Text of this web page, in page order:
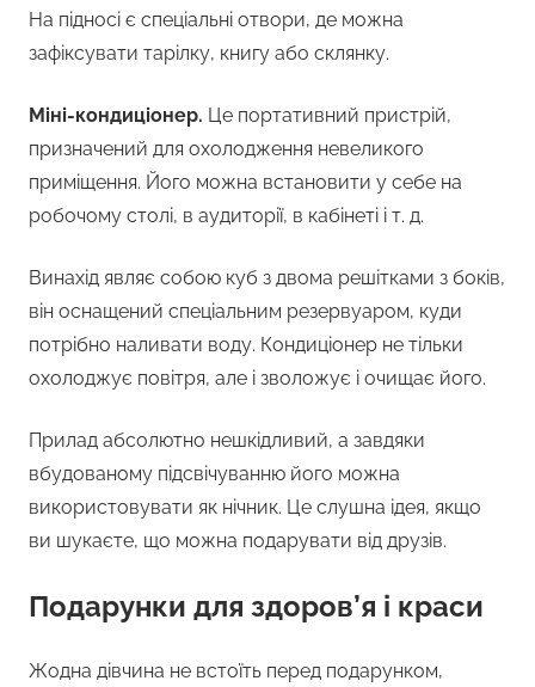
На підносі є спеціальні отвори, де можна
зафіксувати тарілку, книгу або склянку.
Міні-кондиціонер. Це портативний пристрій,
призначений для охолодження невеликого
приміщення. Його можна встановити у себе на
робочому столі, в аудиторії, в кабінеті і т. д.
Винахід являє собою куб з двома решітками з боків,
він оснащений спеціальним резервуаром, куди
потрібно наливати воду. Кондиціонер не тільки
охолоджує повітря, але і зволожує і очищає його.
Прилад абсолютно нешкідливий, а завдяки
вбудованому підсвічуванню його можна
використовувати як нічник. Це слушна ідея, якщо
ви шукаєте, що можна подарувати від друзів.
Подарунки для здоров’я і краси
Жодна дівчина не встоїть перед подарунком,